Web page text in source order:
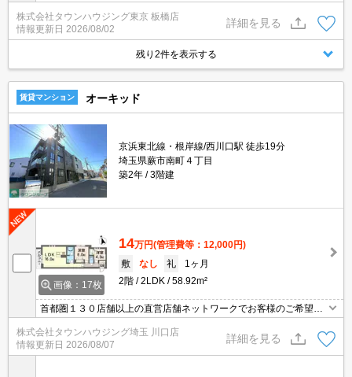
合ったお部屋をお探しさせて頂きます☆賃貸市場に出ている情報を
まとめてご紹介☆何でもご相談下さい♪
株式会社タウンハウジング東京 板橋店
情報更新日 2026/08/02
詳細を見る
残り2件を表示する
賃貸マンション オーキッド
京浜東北線・根岸線/西川口駅 徒歩19分
埼玉県蕨市南町４丁目
築2年
3階建
画像：17枚
14万円(管理費等：12,000円)
敷
なし 礼
1ヶ月
2階
2LDK 58.92m²
首都圏１３０店舗以上の直営店舗ネットワークでお客様のご希望に
合ったお部屋をお探しさせて頂きます☆賃貸市場に出ている情報を
まとめてご紹介☆何でもご相談下さい♪
株式会社タウンハウジング埼玉 川口店
情報更新日 2026/08/07
詳細を見る